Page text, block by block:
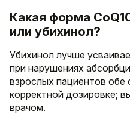
Какая форма
или убихинол?
Убихинол лучше
при нарушениях
взрослых пациентов
корректной дозировке;
врачом.